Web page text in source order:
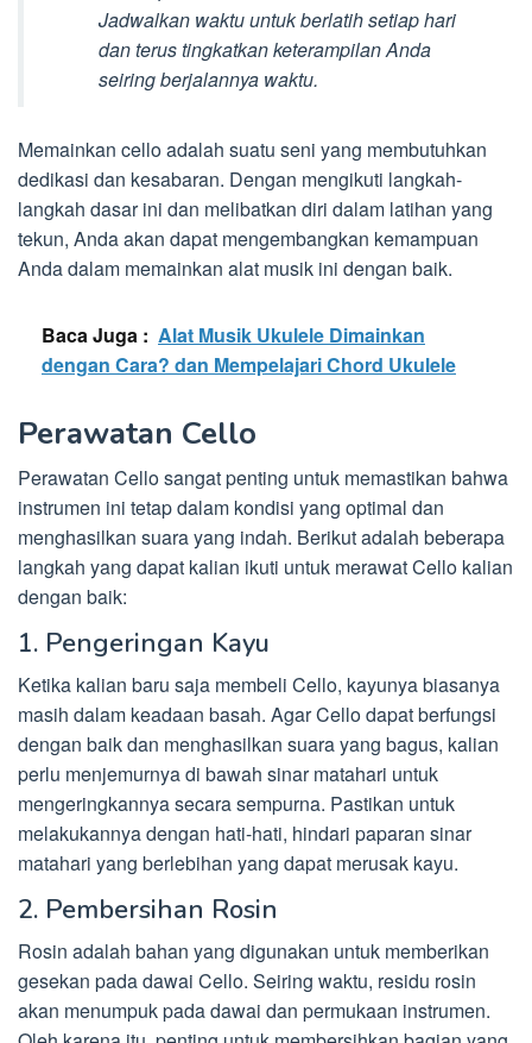
Jadwalkan waktu untuk berlatih setiap hari
dan terus tingkatkan keterampilan Anda
seiring berjalannya waktu.
Memainkan cello adalah suatu seni yang membutuhkan
dedikasi dan kesabaran. Dengan mengikuti langkah-
langkah dasar ini dan melibatkan diri dalam latihan yang
tekun, Anda akan dapat mengembangkan kemampuan
Anda dalam memainkan alat musik ini dengan baik.
Baca Juga : Alat Musik Ukulele Dimainkan
dengan Cara? dan Mempelajari Chord Ukulele
Perawatan Cello
Perawatan Cello sangat penting untuk memastikan bahwa
instrumen ini tetap dalam kondisi yang optimal dan
menghasilkan suara yang indah. Berikut adalah beberapa
langkah yang dapat kalian ikuti untuk merawat Cello kalian
dengan baik:
1. Pengeringan Kayu
Ketika kalian baru saja membeli Cello, kayunya biasanya
masih dalam keadaan basah. Agar Cello dapat berfungsi
dengan baik dan menghasilkan suara yang bagus, kalian
perlu menjemurnya di bawah sinar matahari untuk
mengeringkannya secara sempurna. Pastikan untuk
melakukannya dengan hati-hati, hindari paparan sinar
matahari yang berlebihan yang dapat merusak kayu.
2. Pembersihan Rosin
Rosin adalah bahan yang digunakan untuk memberikan
gesekan pada dawai Cello. Seiring waktu, residu rosin
akan menumpuk pada dawai dan permukaan instrumen.